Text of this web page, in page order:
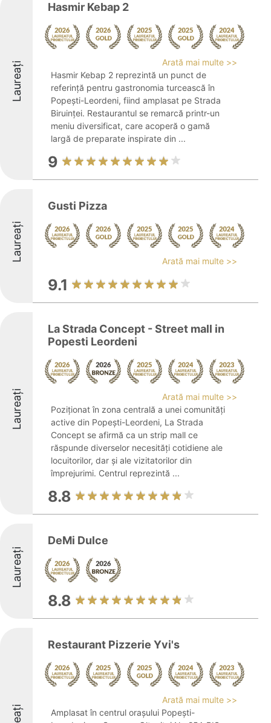
Laureați
Hasmir Kebap 2
Arată mai multe >>
Hasmir Kebap 2 reprezintă un punct de
referință pentru gastronomia turcească în
Popești-Leordeni, fiind amplasat pe Strada
Biruinței. Restaurantul se remarcă printr-un
meniu diversificat, care acoperă o gamă
largă de preparate inspirate din ...
9
Laureați
Gusti Pizza
Arată mai multe >>
9.1
Laureați
La Strada Concept - Street mall in
Popesti Leordeni
Arată mai multe >>
Poziționat în zona centrală a unei comunități
active din Popești-Leordeni, La Strada
Concept se afirmă ca un strip mall ce
răspunde diverselor necesități cotidiene ale
locuitorilor, dar și ale vizitatorilor din
împrejurimi. Centrul reprezintă ...
8.8
Laureați
DeMi Dulce
8.8
Restaurant Pizzerie Yvi's
Arată mai multe >>
Amplasat în centrul orașului Popești-